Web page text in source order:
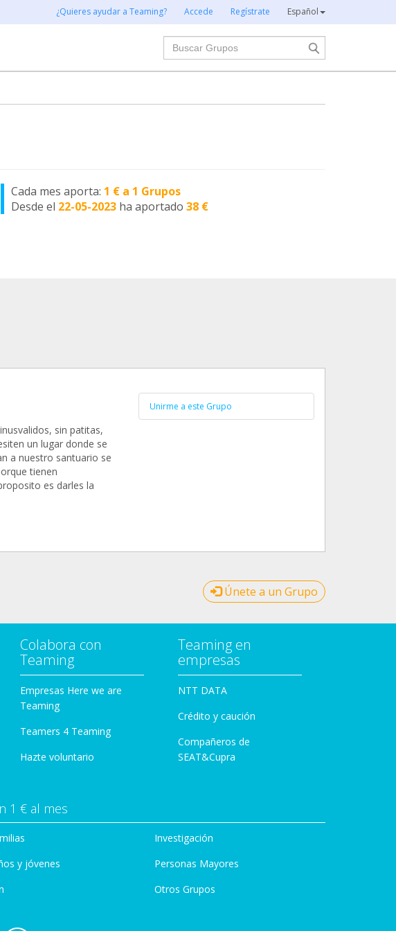
¿Quieres ayudar a Teaming? Accede Regístrate Español
Buscar
Cada mes aporta: 1 € a 1 Grupos
Desde el 22-05-2023 ha aportado38 €
sin patitas,
un lugar donde se
a nuestro santuario se
tienen
es darles la
Unirme a este Grupo
Únete a un Grupo
Colabora con
Teaming
Empresas Here we are
Teaming
Teamers 4 Teaming
Hazte voluntario
Teaming en
empresas
NTT DATA
Crédito y caución
Compañeros de
SEAT&Cupra
1 € al mes
y jóvenes
Investigación
Personas Mayores
Otros Grupos